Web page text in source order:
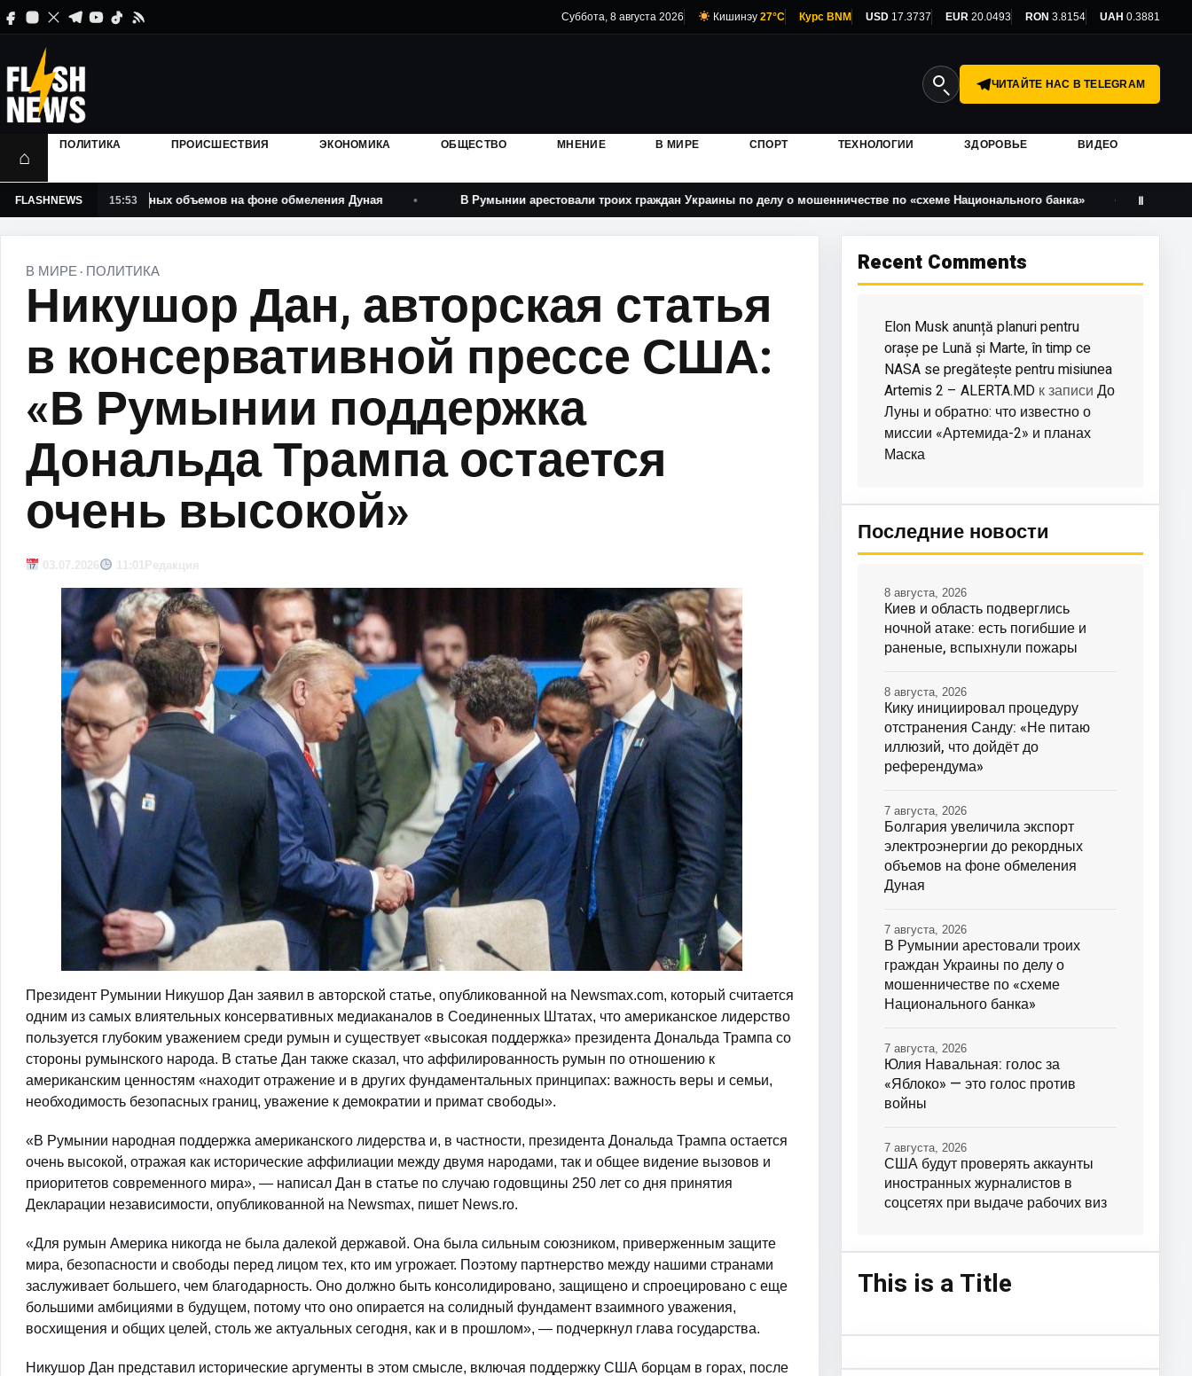
Суббота, 8 августа 2026 Кишинэу 27°C Курс BNM USD 17.3737 EUR 20.0493 RON 3.8154 UAH 0.3881
ЧИТАЙТЕ НАС В TELEGRAM
⌂
ПОЛИТИКА ПРОИСШЕСТВИЯ ЭКОНОМИКА ОБЩЕСТВО МНЕНИЕ В МИРЕ СПОРТ ТЕХНОЛОГИИ ЗДОРОВЬЕ ВИДЕО
FLASHNEWS 15:53
до рекордных объемов на фоне обмеления Дуная В Румынии арестовали троих граждан Украины по делу о мошенничестве по «схеме Национального банка» Юлия Навальная:
Ⅱ
В МИРЕ · ПОЛИТИКА
Никушор Дан, авторская статья
в консервативной прессе США:
«В Румынии поддержка
Дональда Трампа остается
очень высокой»
03.07.2026 11:01 Редакция
Президент Румынии Никушор Дан заявил в авторской статье, опубликованной на Newsmax.com, который считается
одним из самых влиятельных консервативных медиаканалов в Соединенных Штатах, что американское лидерство
пользуется глубоким уважением среди румын и существует «высокая поддержка» президента Дональда Трампа со
стороны румынского народа. В статье Дан также сказал, что аффилированность румын по отношению к
американским ценностям «находит отражение и в других фундаментальных принципах: важность веры и семьи,
необходимость безопасных границ, уважение к демократии и примат свободы».
«В Румынии народная поддержка американского лидерства и, в частности, президента Дональда Трампа остается
очень высокой, отражая как исторические аффилиации между двумя народами, так и общее видение вызовов и
приоритетов современного мира», — написал Дан в статье по случаю годовщины 250 лет со дня принятия
Декларации независимости, опубликованной на Newsmax, пишет News.ro.
«Для румын Америка никогда не была далекой державой. Она была сильным союзником, приверженным защите
мира, безопасности и свободы перед лицом тех, кто им угрожает. Поэтому партнерство между нашими странами
заслуживает большего, чем благодарность. Оно должно быть консолидировано, защищено и спроецировано с еще
большими амбициями в будущем, потому что оно опирается на солидный фундамент взаимного уважения,
восхищения и общих целей, столь же актуальных сегодня, как и в прошлом», — подчеркнул глава государства.
Никушор Дан представил исторические аргументы в этом смысле, включая поддержку США борцам в горах, после
Recent Comments
Elon Musk anunță planuri pentru
orașe pe Lună și Marte, în timp ce
NASA se pregătește pentru misiunea
Artemis 2 – ALERTA.MD к записи До
Луны и обратно: что известно о
миссии «Артемида-2» и планах
Маска
Последние новости
Киев и область подверглись
ночной атаке: есть погибшие и
раненые, вспыхнули пожары
8 августа, 2026
Кику инициировал процедуру
отстранения Санду: «Не питаю
иллюзий, что дойдёт до
референдума»
8 августа, 2026
Болгария увеличила экспорт
электроэнергии до рекордных
объемов на фоне обмеления
Дуная
7 августа, 2026
В Румынии арестовали троих
граждан Украины по делу о
мошенничестве по «схеме
Национального банка»
7 августа, 2026
Юлия Навальная: голос за
«Яблоко» — это голос против
войны
7 августа, 2026
США будут проверять аккаунты
иностранных журналистов в
соцсетях при выдаче рабочих виз
7 августа, 2026
This is a Title